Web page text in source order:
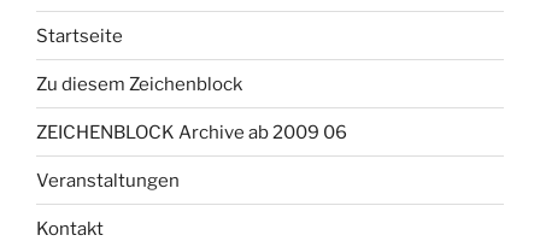
Startseite
Zu diesem Zeichenblock
ZEICHENBLOCK Archive ab 2009 06
Veranstaltungen
Kontakt